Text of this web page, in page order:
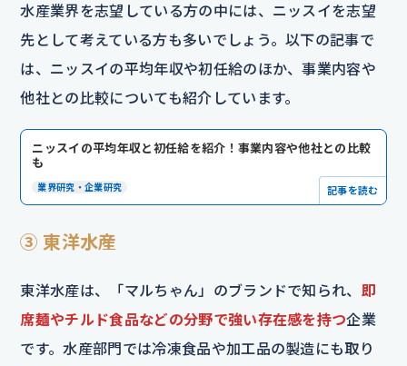
水産業界を志望している方の中には、ニッスイを志望
先として考えている方も多いでしょう。以下の記事で
は、ニッスイの平均年収や初任給のほか、事業内容や
他社との比較についても紹介しています。
ニッスイの平均年収と初任給を紹介！事業内容や他社との比較
も
業界研究・企業研究 記事を読む
③ 東洋水産
東洋水産は、「マルちゃん」のブランドで知られ、 即
席麺やチルド食品などの分野で強い存在感を持つ企業
です。水産部門では冷凍食品や加工品の製造にも取り